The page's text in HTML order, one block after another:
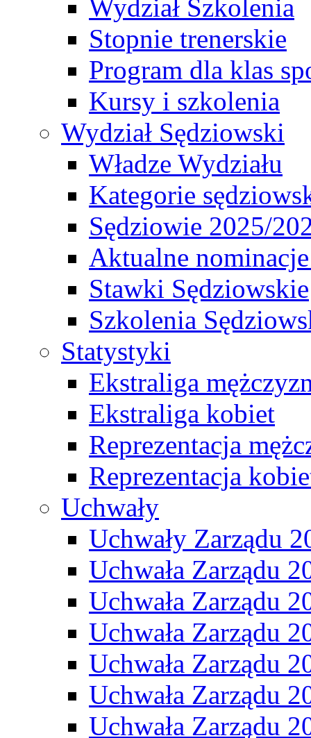
Wydział Szkolenia
Stopnie trenerskie
Program dla klas
Kursy i szkolenia
Wydział Sędziowski
Władze Wydziału
Kategorie
Sędziowie 2025/
Aktualne
Stawki Sędziowskie
Szkolenia
Statystyki
Ekstraliga
Ekstraliga kobiet
Reprezentacja
Reprezentacja
Uchwały
Uchwały Zarządu
Uchwała Zarządu
Uchwała Zarządu
Uchwała Zarządu
Uchwała Zarządu
Uchwała Zarządu
Uchwała Zarządu